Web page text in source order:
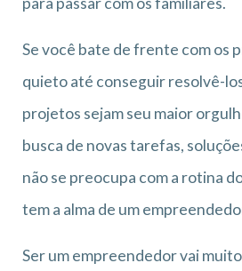
Se você bate de frente com os
quieto até conseguir resolvê-
projetos sejam seu maior
busca de novas tarefas,
não se preocupa com a rotina
tem a alma de um
Ser um empreendedor vai